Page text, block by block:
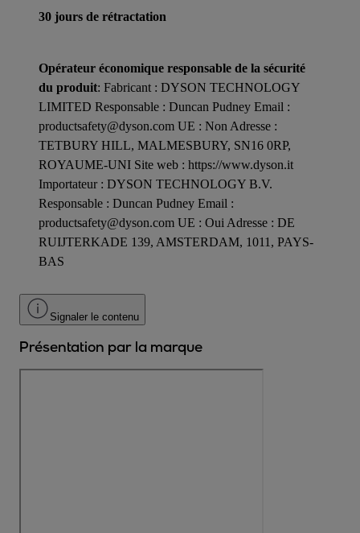
30 jours de rétractation
Opérateur économique responsable de la sécurité
du produit: Fabricant : DYSON TECHNOLOGY
LIMITED Responsable : Duncan Pudney Email :
productsafety@dyson.com UE : Non Adresse :
TETBURY HILL, MALMESBURY, SN16 0RP,
ROYAUME-UNI Site web : https://www.dyson.it
Importateur : DYSON TECHNOLOGY B.V.
Responsable : Duncan Pudney Email :
productsafety@dyson.com UE : Oui Adresse : DE
RUIJTERKADE 139, AMSTERDAM, 1011, PAYS-
BAS
Signaler le contenu
Présentation par la marque